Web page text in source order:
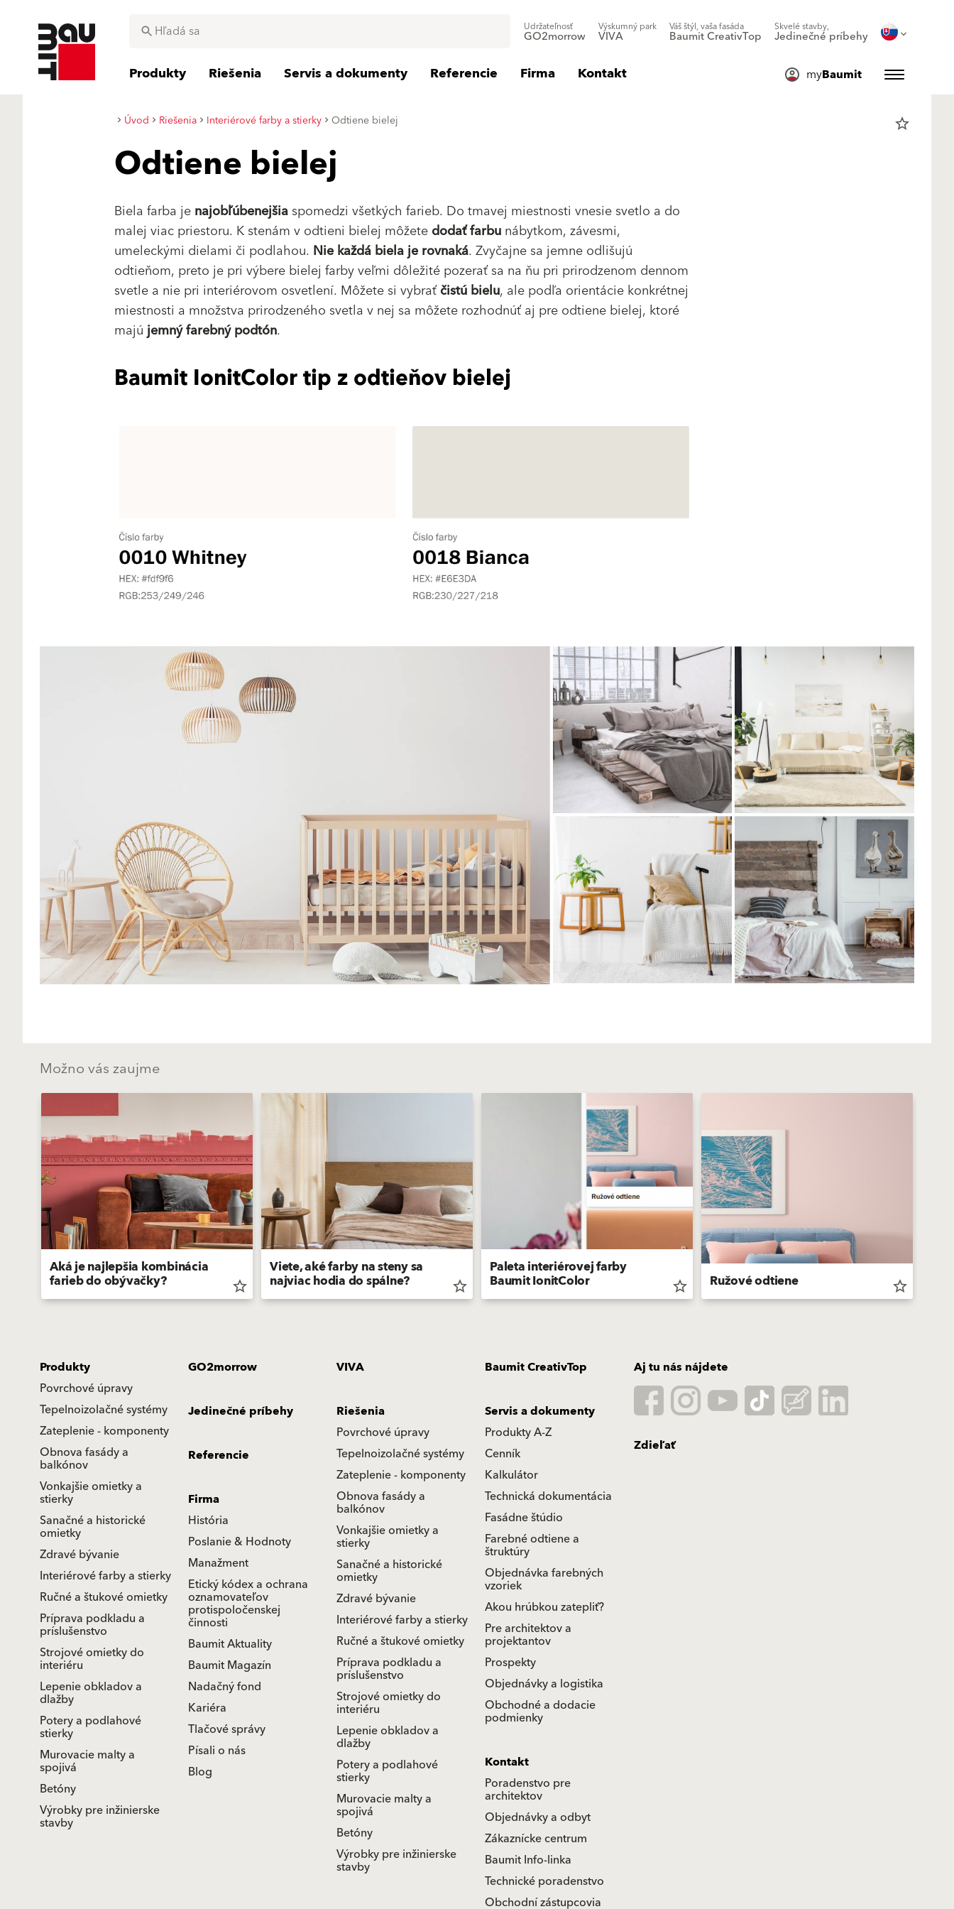
Udržateľnosť
GO2morrow
Výskumný park
VIVA
Váš štýl, vaša fasáda
Baumit CreativTop
Skvelé stavby,
Jedinečné príbehy
Produkty Riešenia Servis a dokumenty Referencie Firma Kontakt myBaumit
Úvod Riešenia Interiérové farby a stierky Odtiene bielej star_border
Odtiene bielej
Biela farba jenajobľúbenejšiaspomedzi všetkých farieb. Do tmavej miestnosti vnesie svetlo a do
malej viac priestoru. K stenám v odtieni bielej môžetedodať farbunábytkom, závesmi,
umeleckými dielami či podlahou. Nie každá biela je rovnaká. Zvyčajne sa jemne odlišujú
odtieňom, preto je pri výbere bielej farby veľmi dôležité pozerať sa na ňu pri prirodzenom dennom
svetle a nie pri interiérovom osvetlení. Môžete si vybraťčistú bielu, ale podľa orientácie konkrétnej
miestnosti a množstva prirodzeného svetla v nej sa môžete rozhodnúť aj pre odtiene bielej, ktoré
majújemný farebný podtón.
Baumit IonitColor tip z odtieňov bielej
Možno vás zaujme
Aká je najlepšia kombinácia
farieb do obývačky? star_border
Viete, aké farby na steny sa
najviac hodia do spálne? star_border
Paleta interiérovej farby
Baumit IonitColor star_border Ružové odtiene star_border
Produkty
Povrchové úpravy
Tepelnoizolačné systémy
Zateplenie - komponenty
Obnova fasády a
balkónov
Vonkajšie omietky a
stierky
Sanačné a historické
omietky
Zdravé bývanie
Interiérové farby a stierky
Ručné a štukové omietky
Príprava podkladu a
príslušenstvo
Strojové omietky do
interiéru
Lepenie obkladov a
dlažby
Potery a podlahové
stierky
Murovacie malty a
spojivá
Betóny
Výrobky pre inžinierske
stavby
GO2morrow VIVA Baumit CreativTop
Jedinečné príbehy
Riešenia
Povrchové úpravy
Tepelnoizolačné systémy
Zateplenie - komponenty
Obnova fasády a
balkónov
Vonkajšie omietky a
stierky
Sanačné a historické
omietky
Zdravé bývanie
Interiérové farby a stierky
Ručné a štukové omietky
Príprava podkladu a
príslušenstvo
Strojové omietky do
interiéru
Lepenie obkladov a
dlažby
Potery a podlahové
stierky
Murovacie malty a
spojivá
Betóny
Výrobky pre inžinierske
stavby
Servis a dokumenty
Produkty A-Z
Cenník
Kalkulátor
Technická dokumentácia
Fasádne štúdio
Farebné odtiene a
štruktúry
Objednávka farebných
vzoriek
Akou hrúbkou zatepliť?
Pre architektov a
projektantov
Prospekty
Objednávky a logistika
Obchodné a dodacie
podmienky
Referencie
Firma
História
Poslanie & Hodnoty
Manažment
Etický kódex a ochrana
oznamovateľov
protispoločenskej
činnosti
Baumit Aktuality
Baumit Magazín
Nadačný fond
Kariéra
Tlačové správy
Písali o nás
Blog
Kontakt
Poradenstvo pre
architektov
Objednávky a odbyt
Zákaznícke centrum
Baumit Info-linka
Technické poradenstvo
Obchodní zástupcovia
Aj tu nás nájdete
Zdieľať